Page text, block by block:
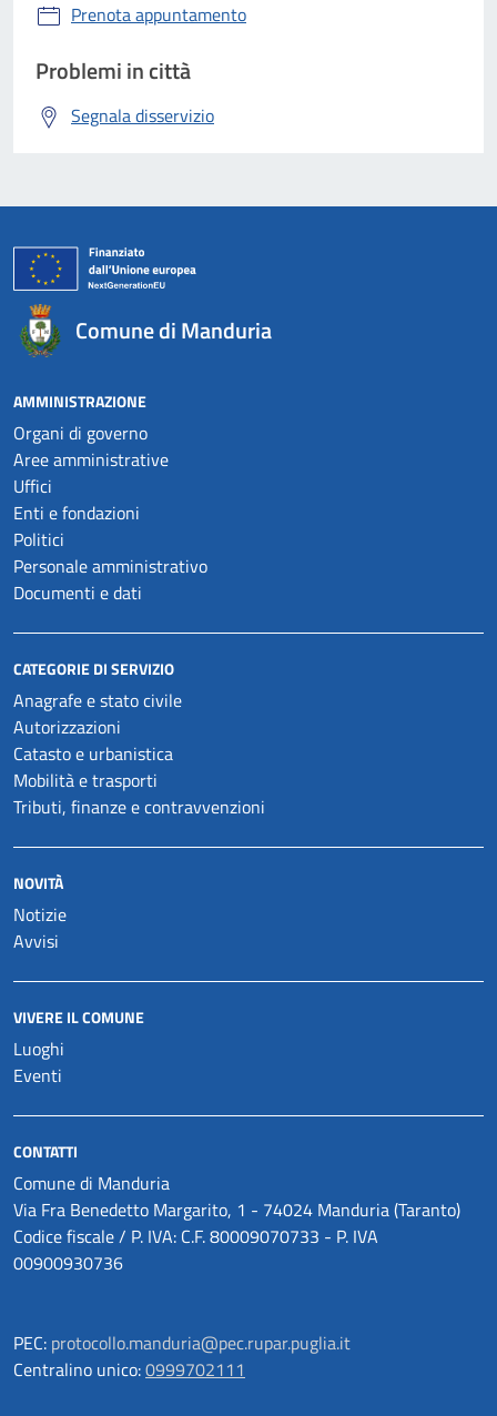
Prenota appuntamento
Problemi in città
Segnala disservizio
Comune di Manduria
AMMINISTRAZIONE
Organi di governo
Aree amministrative
Uffici
Enti e fondazioni
Politici
Personale amministrativo
Documenti e dati
CATEGORIE DI SERVIZIO
Anagrafe e stato civile
Autorizzazioni
Catasto e urbanistica
Mobilità e trasporti
Tributi, finanze e contravvenzioni
NOVITÀ
Notizie
Avvisi
VIVERE IL COMUNE
Luoghi
Eventi
CONTATTI
Comune di Manduria
Via Fra Benedetto Margarito, 1 - 74024 Manduria (Taranto)
Codice fiscale / P. IVA: C.F. 80009070733 - P. IVA
00900930736
PEC: protocollo.manduria@pec.rupar.puglia.it
Centralino unico:0999702111